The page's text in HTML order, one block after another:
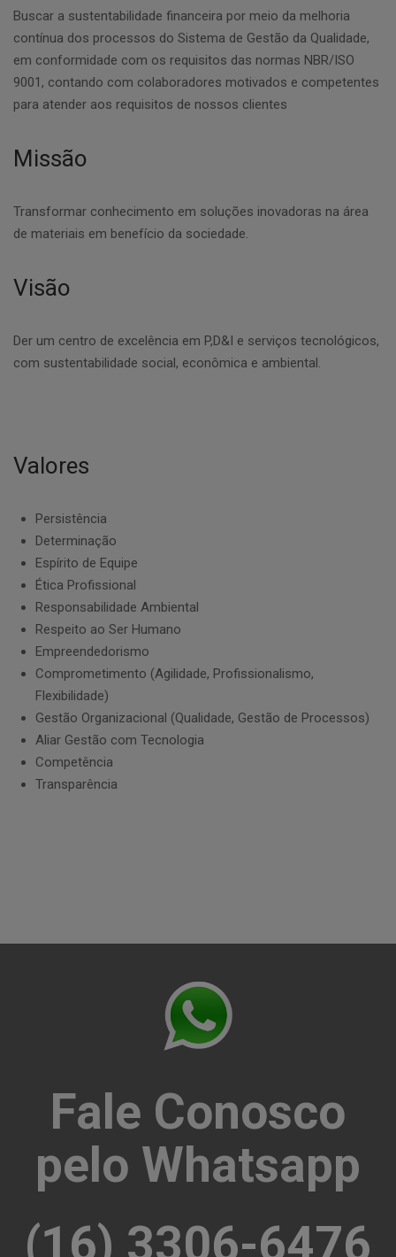
Buscar a sustentabilidade financeira por meio da melhoria
contínua dos processos do Sistema de Gestão da Qualidade,
em conformidade com os requisitos das normas NBR/ISO
9001, contando com colaboradores motivados e competentes
para atender aos requisitos de nossos clientes
Missão
Transformar conhecimento em soluções inovadoras na área
de materiais em benefício da sociedade.
Visão
Der um centro de excelência em P,D&I e serviços tecnológicos,
com sustentabilidade social, econômica e ambiental.
Valores
Persistência
Determinação
Espírito de Equipe
Ética Profissional
Responsabilidade Ambiental
Respeito ao Ser Humano
Empreendedorismo
Comprometimento (Agilidade, Profissionalismo,
Flexibilidade)
Gestão Organizacional (Qualidade, Gestão de Processos)
Aliar Gestão com Tecnologia
Competência
Transparência
Fale Conosco
pelo Whatsapp
(16) 3306-6476